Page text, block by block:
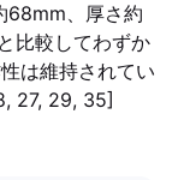
68mm、厚さ約
比較してわずか
は維持されてい
27, 29, 35]